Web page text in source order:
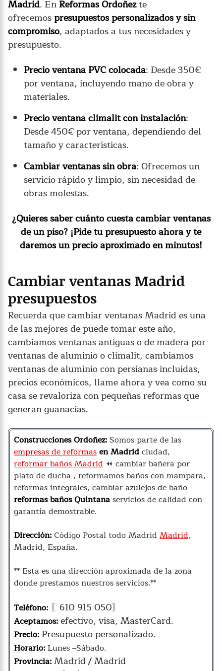
Madrid. En Reformas Ordoñezte
ofrecemos presupuestos personalizados y sin
compromiso, adaptados a tus necesidades y
presupuesto.
Precio ventana PVC colocada: Desde 350€
por ventana, incluyendo mano de obra y
materiales.
Precio ventana climalit con instalación:
Desde 450€ por ventana, dependiendo del
tamaño y características.
Cambiar ventanas sin obra: Ofrecemos un
servicio rápido y limpio, sin necesidad de
obras molestas.
¿Quieres saber cuánto cuesta cambiar ventanas
de un piso? ¡Pide tu presupuesto ahora y te
daremos un precio aproximado en minutos!
Cambiar ventanas Madrid
presupuestos
Recuerda que cambiar ventanas Madrid es una
de las mejores de puede tomar este año,
cambiamos ventanas antiguas o de madera por
ventanas de aluminio o climalit, cambiamos
ventanas de aluminio con persianas incluidas,
precios económicos, llame ahora y vea como su
casa se revaloriza con pequeñas reformas que
generan guanacias.
Construcciones Ordoñez:Somos parte de las
empresas de reformasen Madridciudad,
reformar baños Madrid ⏪ cambiar bañera por
plato de ducha , reformamos baños con mampara,
reformas integrales, cambiar azulejos de baño
reformas baños Quintanaservicios de calidad con
garantía demostrable.
Dirección:Código Postal todo Madrid Madrid,
Madrid, España.
** Esta es una dirección aproximada de la zona
donde prestamos nuestros servicios.**
Teléfono: 〖610 915 050〗
Aceptamos:efectivo, visa, MasterCard.
Precio: Presupuesto personalizado.
Horario: Lunes –Sábado.
Provincia:Madrid / Madrid